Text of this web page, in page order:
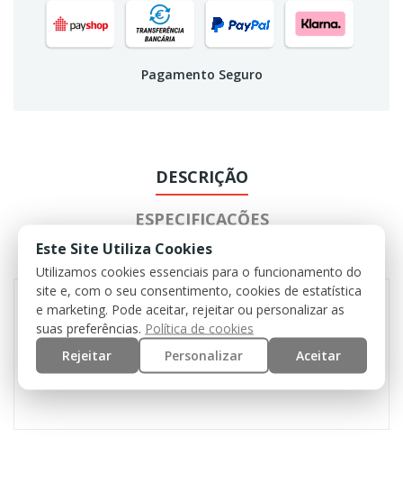
Pagamento Seguro
DESCRIÇÃO
ESPECIFICAÇÕES
AVALIAÇÃO
Faixa de chapéu larga com molle
4 buracos de ventilação laterais blindados
Correia de queixo com rolha de cabo
Este Site Utiliza Cookies
Utilizamos cookies essenciais para o funcionamento do
site e, com o seu consentimento, cookies de estatística
e marketing. Pode aceitar, rejeitar ou personalizar as
suas preferências. Política de cookies
Rejeitar
Personalizar Aceitar